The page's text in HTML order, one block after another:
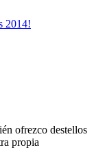
2014!
ofrezco destellos
propia